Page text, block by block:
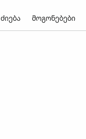
ძიება მოგონებები